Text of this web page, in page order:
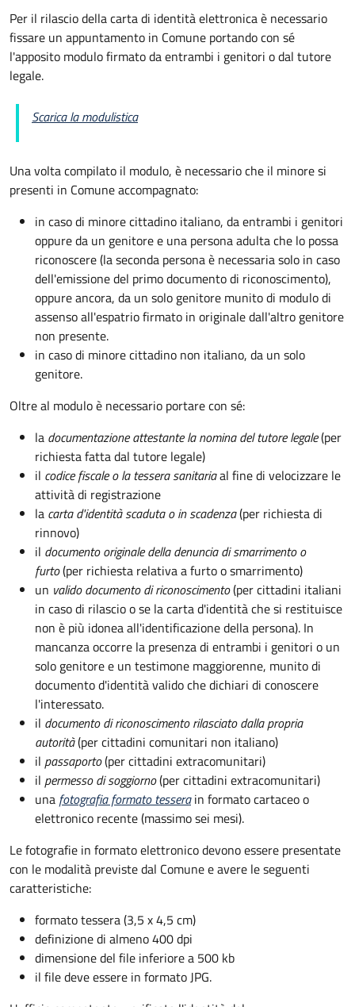
Per il rilascio della carta di identità elettronica è necessario
fissare un appuntamento in Comune portando con sé
l'apposito modulo firmato da entrambi i genitori o dal tutore
legale.
Scarica la modulistica
Una volta compilato il modulo, è necessario che il minore si
presenti in Comune accompagnato:
in caso di minore cittadino italiano, da entrambi i genitori
oppure da un genitore e una persona adulta che lo possa
riconoscere (la seconda persona è necessaria solo in caso
dell'emissione del primo documento di riconoscimento),
oppure ancora, da un solo genitore munito di modulo di
assenso all'espatrio firmato in originale dall'altro genitore
non presente.
in caso di minore cittadino non italiano, da un solo
genitore.
Oltre al modulo è necessario portare con sé:
la documentazioneattestante la nomina del tutore legale(per
richiesta fatta dal tutore legale)
il codice fiscale o la tessera sanitariaal fine di velocizzare le
attività di registrazione
la carta d'identità scaduta o in scadenza(per richiesta di
rinnovo)
il documento originale della denuncia di smarrimento o
furto(per richiesta relativa a furto o smarrimento)
un valido documento di riconoscimento(per cittadini italiani
in caso di rilascio o se la carta d'identità che si restituisce
non è più idonea all'identificazione della persona). In
mancanza occorre la presenza di entrambi i genitori o un
solo genitore e un testimone maggiorenne, munito di
documento d'identità valido che dichiari di conoscere
l'interessato.
il documento di riconoscimento rilasciato dalla propria
autorità(per cittadini comunitari non italiano)
il passaporto(per cittadini extracomunitari)
il permesso di soggiorno(per cittadini extracomunitari)
una fotografia formato tessera in formato cartaceo o
elettronico recente (massimo sei mesi).
Le fotografie in formato elettronico devono essere presentate
con le modalità previste dal Comune e avere le seguenti
caratteristiche:
formato tessera (3,5 x 4,5 cm)
definizione di almeno 400 dpi
dimensione del file inferiore a 500 kb
il file deve essere in formato JPG.